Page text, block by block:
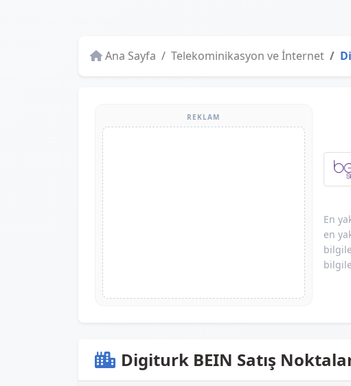
Ana Sayfa Telekominikasyon ve İnternet
REKLAM
En
en
Digiturk BEIN Satış